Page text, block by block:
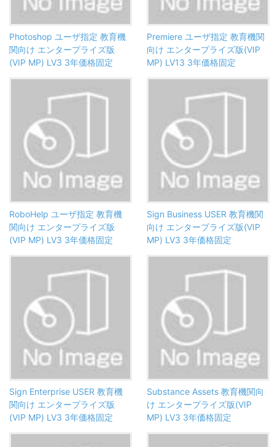
Photoshop ユーザ指定 教育機
関向け エンタープライズ版
(VIP MP) LV3 3年価格固定
Premiere ユーザ指定 教育機関
向け エンタープライズ版(VIP
MP) LV13 3年価格固定
RoboHelp ユーザ指定 教育機
関向け エンタープライズ版
(VIP MP) LV3 3年価格固定
Sign Business USER 教育機関
向け エンタープライズ版(VIP
MP) LV3 3年価格固定
Sign Enterprise USER 教育機
関向け エンタープライズ版
(VIP MP) LV3 3年価格固定
Substance Assets 教育機関向
け エンタープライズ版(VIP
MP) LV3 3年価格固定